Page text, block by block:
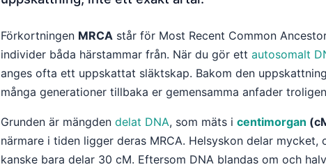
Förkortningen MRCA står för Most Recent Common
individer båda härstammar från. När du gör ett autosomalt
anges ofta ett uppskattat släktskap. Bakom den
många generationer tillbaka er gemensamma anfader
Grunden är mängden delat DNA, som mäts i centimorgan
närmare i tiden ligger deras MRCA. Helsyskon delar
kanske bara delar 30 cM. Eftersom DNA blandas om och